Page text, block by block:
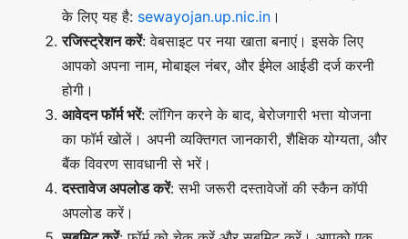
के लिए यह है: sewayojan.up.nic.in ।
रजिस्ट्रेशन करें: वेबसाइट पर नया खाता बनाएं। इसके लिए
आपको अपना नाम, मोबाइल नंबर, और ईमेल आईडी दर्ज करनी
होगी।
आवेदन फॉर्म भरें: लॉगिन करने के बाद, बेरोजगारी भत्ता योजना
का फॉर्म खोलें। अपनी व्यक्तिगत जानकारी, शैक्षिक योग्यता, और
बैंक विवरण सावधानी से भरें।
दस्तावेज अपलोड करें: सभी जरूरी दस्तावेजों की स्कैन कॉपी
अपलोड करें।